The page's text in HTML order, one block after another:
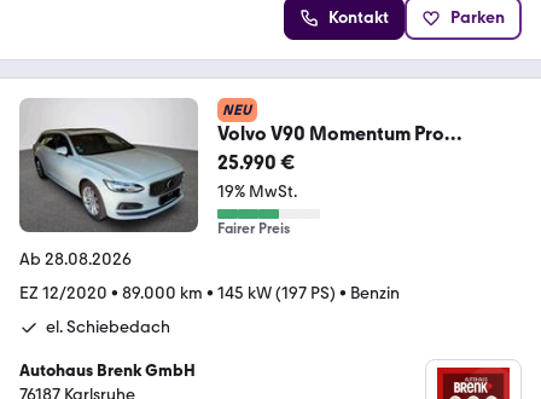
Kontakt Parken
NEU
Volvo V90 Momentum Pro
*LED/Ledwer/SD/Navi/RFK/SHZ*
25.990 €
19% MwSt.
Fairer Preis
Ab 28.08.2026
EZ 12/2020 • 89.000 km • 145 kW (197 PS) • Benzin
el. Schiebedach
Autohaus Brenk GmbH
76187 Karlsruhe